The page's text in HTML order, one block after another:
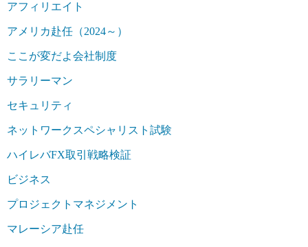
アフィリエイト
アメリカ赴任（2024～）
ここが変だよ会社制度
サラリーマン
セキュリティ
ネットワークスペシャリスト試験
ハイレバFX取引戦略検証
ビジネス
プロジェクトマネジメント
マレーシア赴任